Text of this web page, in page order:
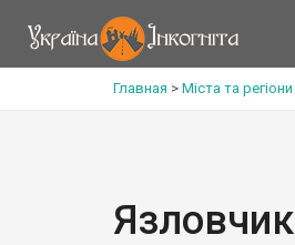
Главная > Міста та регіони
Язловчик